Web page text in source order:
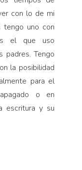
con lo de mi
uno con
el que uso
padres. Tengo
la posibilidad
para el
o en
escritura y su